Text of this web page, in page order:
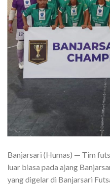
Banjarsari (Humas) — Tim
luar biasa pada ajang
yang digelar di Banjarsari